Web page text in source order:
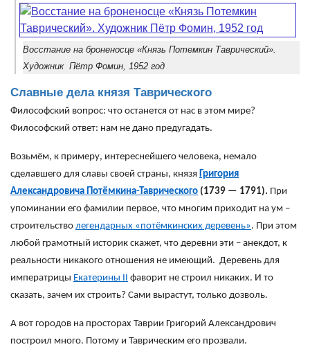
Восстание на броненосце «Князь Потемкин Таврический».
Художник Пётр Фомин, 1952 год
Славные дела князя Таврического
Философский вопрос: что останется от нас в этом мире?
Философский ответ: нам не дано предугадать.
Возьмём, к примеру, интереснейшего человека, немало
сделавшего для славы своей страны, князя Григория
Александровича Потёмкина-Таврического (1739 — 1791). При
упоминании его фамилии первое, что многим приходит на ум –
строительство легендарных «потёмкинских деревень». При этом
любой грамотный историк скажет, что деревни эти – анекдот, к
реальности никакого отношения не имеющий. Деревень для
императрицы Екатерины II фаворит не строил никаких. И то
сказать, зачем их строить? Сами вырастут, только дозволь.
А вот городов на просторах Таврии Григорий Александрович
построил много. Потому и Таврическим его прозвали.